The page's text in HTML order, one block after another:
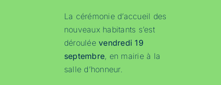
La cérémonie d’accueil des
nouveaux habitants s’est
dérouléevendredi 19
septembre, en mairie à la
salle d’honneur.